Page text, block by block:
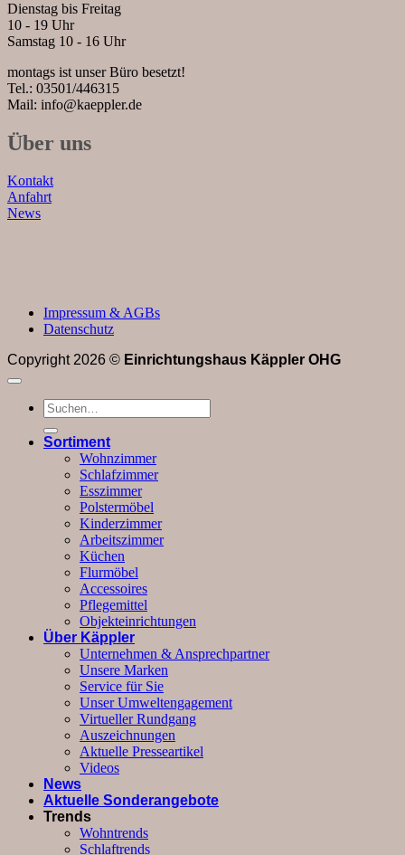
Dienstag bis Freitag
10 - 19 Uhr
Samstag 10 - 16 Uhr
montags ist unser Büro besetzt!
Tel.: 03501/446315
Mail: info@kaeppler.de
Über uns
Kontakt
Anfahrt
News
Impressum & AGBs
Datenschutz
Copyright 2026 © Einrichtungshaus Käppler OHG
Suchen
nach:
Sortiment
Wohnzimmer
Schlafzimmer
Esszimmer
Polstermöbel
Kinderzimmer
Arbeitszimmer
Küchen
Flurmöbel
Accessoires
Pflegemittel
Objekteinrichtungen
Über Käppler
Unternehmen & Ansprechpartner
Unsere Marken
Service für Sie
Unser Umweltengagement
Virtueller Rundgang
Auszeichnungen
Aktuelle Presseartikel
Videos
News
Aktuelle Sonderangebote
Trends
Wohntrends
Schlaftrends